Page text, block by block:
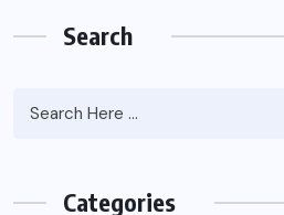
Search
Categories